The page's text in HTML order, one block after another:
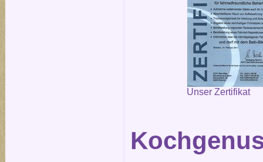
Unser Zertifikat